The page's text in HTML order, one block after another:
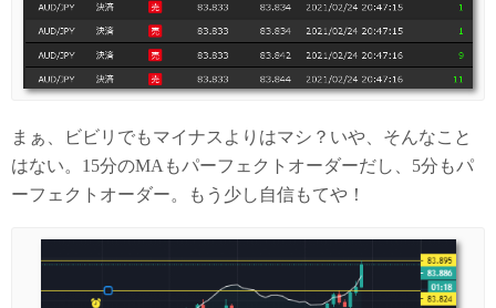
まぁ、ビビリでもマイナスよりはマシ？いや、そんなこと
はない。15分のMAもパーフェクトオーダーだし、5分もパ
ーフェクトオーダー。もう少し自信もてや！